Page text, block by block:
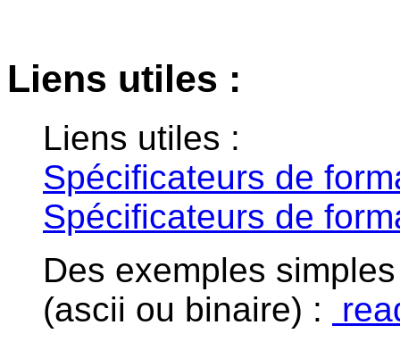
Liens utiles :
Liens utiles :
Spécificateurs de
Spécificateurs de
Des exemples
(ascii ou binaire) :